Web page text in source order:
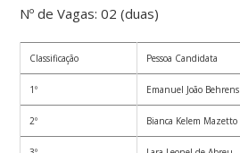
Nº de Vagas: 02 (duas)
Classificação Pessoa Candidata
1º Emanuel João Behrens
2º Bianca Kelem Mazetto